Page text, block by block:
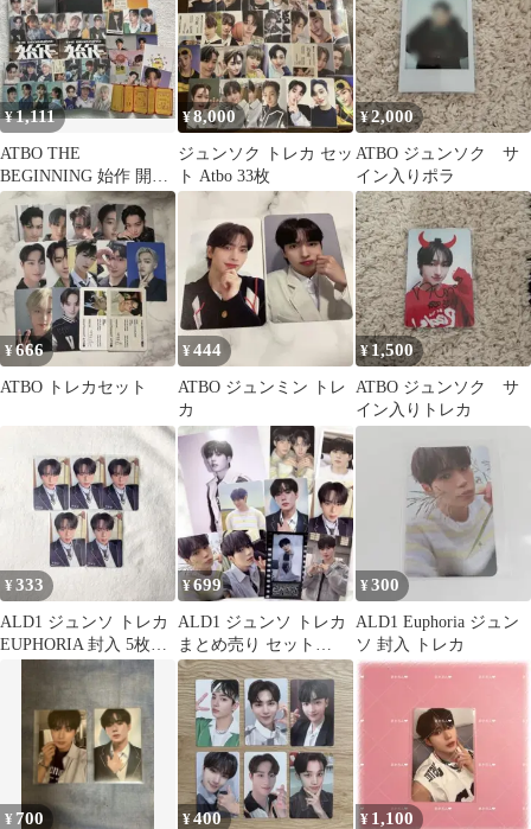
¥1,111
ATBO THE
BEGINNING 始作 開花
飛上 アルバム トレカ
¥8,000
ジュンソク トレカ セッ
ト Atbo 33枚
¥2,000
ATBO ジュンソク サ
イン入りポラ
¥666
ATBO トレカセット
¥444
ATBO ジュンミン トレ
カ
¥ 1,500
ATBO ジュンソク サ
イン入りトレカ
¥333
ALD1 ジュンソ トレカ
EUPHORIA 封入 5枚セ
¥699
ALD1 ジュンソ トレカ
まとめ売り セット
EUPHORIA
¥300
ALD1 Euphoria ジュン
ソ 封入 トレカ
¥ 700 ¥400 ¥ 1,100